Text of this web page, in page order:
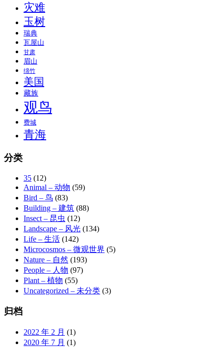
灾难
玉树
瑞典
瓦屋山
甘肃
眉山
绵竹
美国
藏族
观鸟
费城
青海
分类
35 (12)
Animal – 动物 (59)
Bird – 鸟 (83)
Building – 建筑 (88)
Insect – 昆虫 (12)
Landscape – 风光 (134)
Life – 生活 (142)
Microcosmos – 微观世界 (5)
Nature – 自然 (193)
People – 人物 (97)
Plant – 植物 (55)
Uncategorized – 未分类 (3)
归档
2022 年 2 月 (1)
2020 年 7 月 (1)